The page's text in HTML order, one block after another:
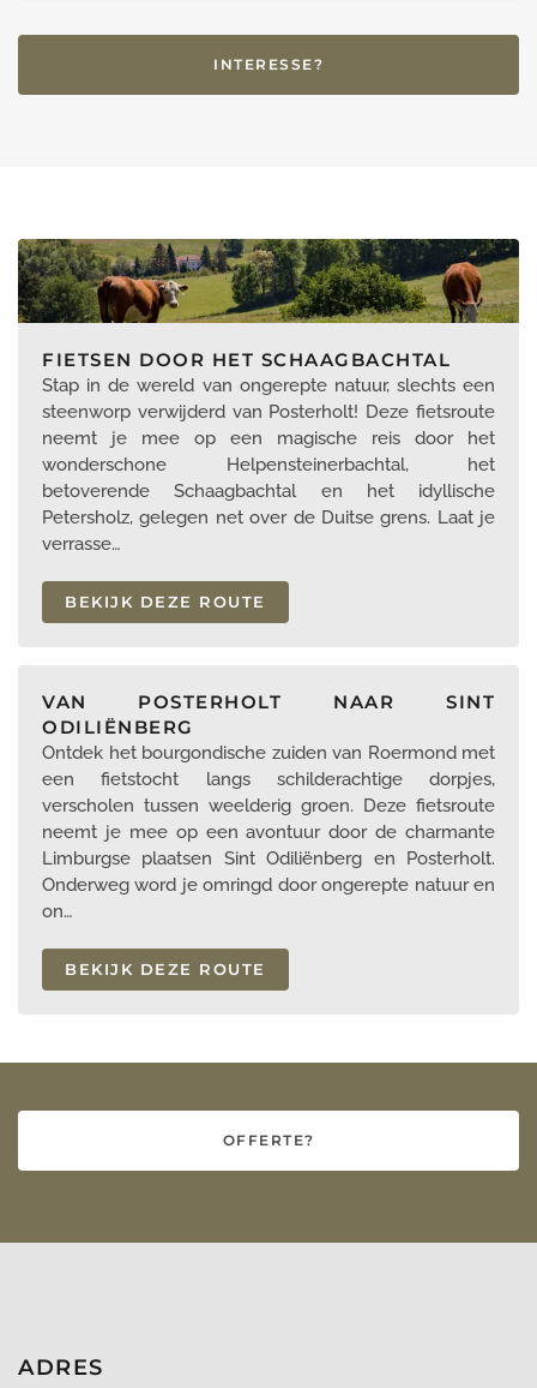
INTERESSE?
FIETSEN DOOR HET SCHAAGBACHTAL
Stap in de wereld van ongerepte natuur, slechts een
steenworp verwijderd van Posterholt! Deze fietsroute
neemt je mee op een magische reis door het
wonderschone Helpensteinerbachtal, het
betoverende Schaagbachtal en het idyllische
Petersholz, gelegen net over de Duitse grens. Laat je
verrasse…
BEKIJK DEZE ROUTE
VAN POSTERHOLT NAAR SINT
ODILIËNBERG
Ontdek het bourgondische zuiden van Roermond met
een fietstocht langs schilderachtige dorpjes,
verscholen tussen weelderig groen. Deze fietsroute
neemt je mee op een avontuur door de charmante
Limburgse plaatsen Sint Odiliënberg en Posterholt.
Onderweg word je omringd door ongerepte natuur en
on…
BEKIJK DEZE ROUTE
OFFERTE?
ADRES